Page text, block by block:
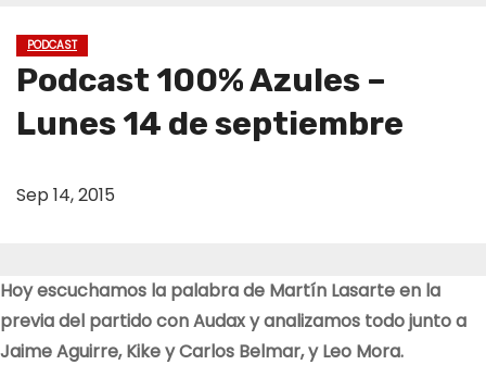
PODCAST
Podcast 100% Azules –
Lunes 14 de septiembre
Sep 14, 2015
Hoy escuchamos la palabra de Martín Lasarte en la
previa del partido con Audax y analizamos todo junto a
Jaime Aguirre, Kike y Carlos Belmar, y Leo Mora.